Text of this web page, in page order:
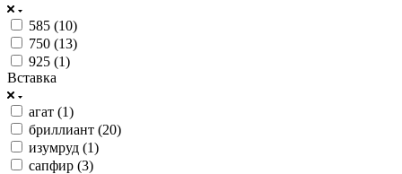
585 (10)
750 (13)
925 (1)
Вставка
агат (1)
бриллиант (20)
изумруд (1)
сапфир (3)